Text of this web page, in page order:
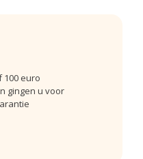
100 euro
gingen u voor